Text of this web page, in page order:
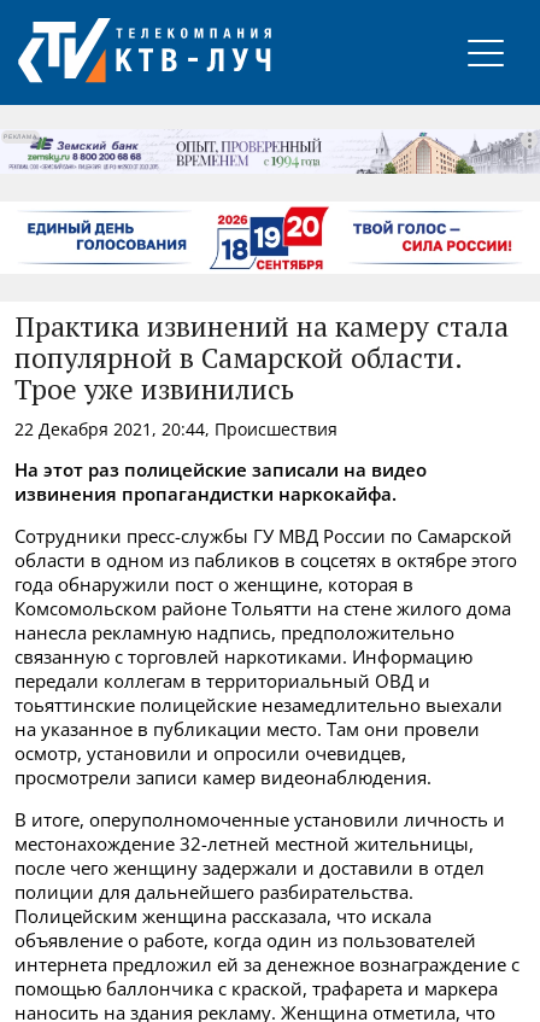
РЕКЛАМА
Практика извинений на камеру стала
популярной в Самарской области.
Трое уже извинились
22 Декабря 2021, 20:44, Происшествия
На этот раз полицейские записали на видео
извинения пропагандистки наркокайфа.
Сотрудники пресс-службы ГУ МВД России по Самарской
области в одном из пабликов в соцсетях в октябре этого
года обнаружили пост о женщине, которая в
Комсомольском районе Тольятти на стене жилого дома
нанесла рекламную надпись, предположительно
связанную с торговлей наркотиками. Информацию
передали коллегам в территориальный ОВД и
тоьяттинские полицейские незамедлительно выехали
на указанное в публикации место. Там они провели
осмотр, установили и опросили очевидцев,
просмотрели записи камер видеонаблюдения.
В итоге, оперуполномоченные установили личность и
местонахождение 32-летней местной жительницы,
после чего женщину задержали и доставили в отдел
полиции для дальнейшего разбирательства.
Полицейским женщина рассказала, что искала
объявление о работе, когда один из пользователей
интернета предложил ей за денежное вознаграждение с
помощью баллончика с краской, трафарета и маркера
наносить на здания рекламу. Женщина отметила, что